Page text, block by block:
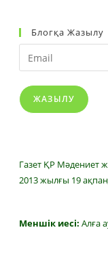
Блогқа Жазылу
Email
ЖАЗЫЛУ
Газет ҚР Мәдениет
2013 жылғы 19
Меншік иесі: Алға